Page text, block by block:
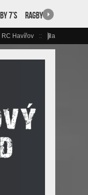
7’s Ragby 15
Havířov Ragbyový